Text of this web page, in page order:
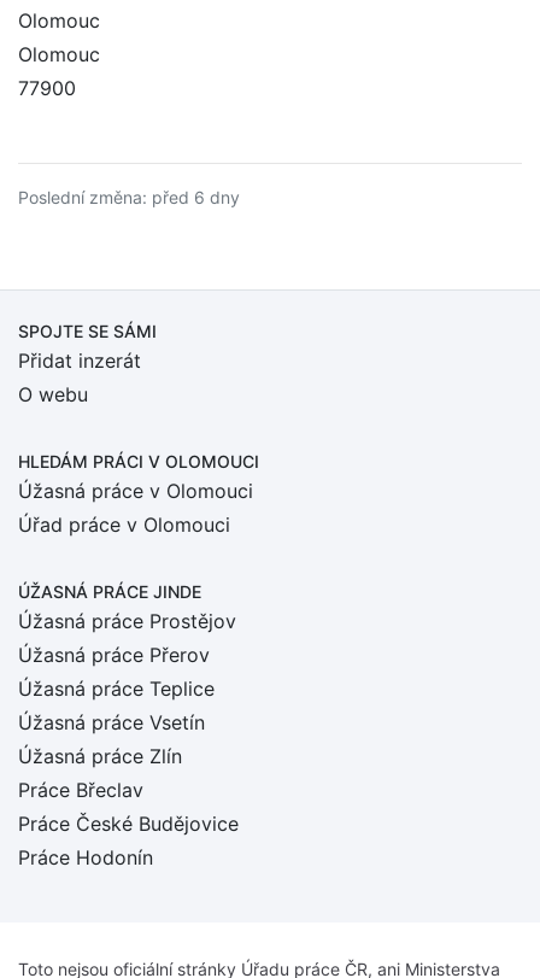
Olomouc
Olomouc
77900
Poslední změna: před 6 dny
SPOJTE SE SÁMI
Přidat inzerát
O webu
HLEDÁM PRÁCI V OLOMOUCI
Úžasná práce v Olomouci
Úřad práce v Olomouci
ÚŽASNÁ PRÁCE JINDE
Úžasná práce Prostějov
Úžasná práce Přerov
Úžasná práce Teplice
Úžasná práce Vsetín
Úžasná práce Zlín
Práce Břeclav
Práce České Budějovice
Práce Hodonín
Toto nejsou oficiální stránky Úřadu práce ČR, ani Ministerstva